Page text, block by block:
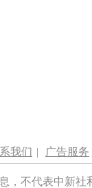
我们 | 广告服务
，不代表中新